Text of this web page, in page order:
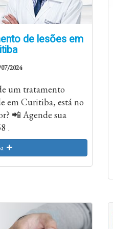
de lesões em
2024
um tratamento
em Curitiba, está no
📲 Agende sua
.